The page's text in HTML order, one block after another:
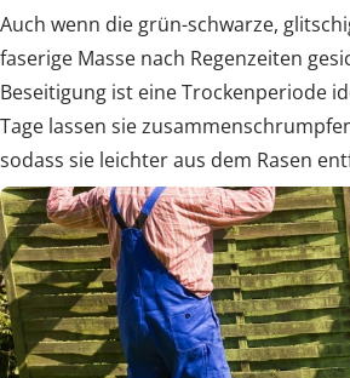
Auch wenn die grün-schwarze,
faserige Masse nach Regenzeiten
Beseitigung ist eine Trockenperiode
Tage lassen sie
sodass sie leichter aus dem Rasen